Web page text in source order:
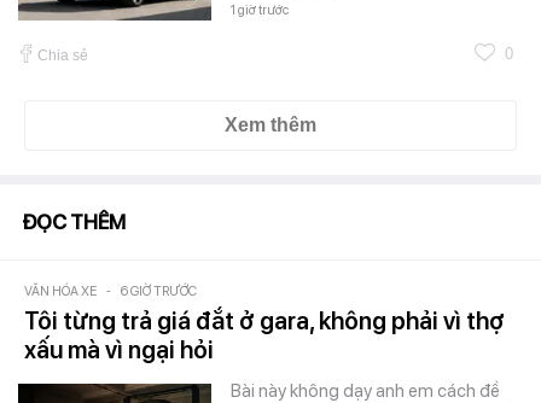
1 giờ trước
Chia sẻ 0
Xem thêm
ĐỌC THÊM
VĂN HÓA XE - 6 GIỜ TRƯỚC
Tôi từng trả giá đắt ở gara, không phải vì thợ
xấu mà vì ngại hỏi
Bài này không dạy anh em cách đề